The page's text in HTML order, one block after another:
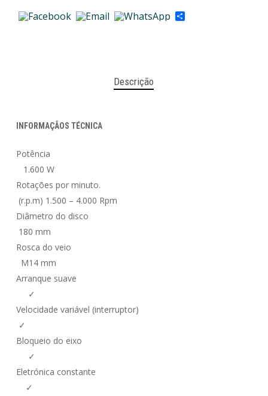
Share
Descrição
INFORMAÇÃOS TÉCNICA
Potência
1.600 W
Rotações por minuto.
(r.p.m) 1.500 – 4.000 Rpm
Diâmetro do disco
180 mm
Rosca do veio
M14 mm
Arranque suave
✓
Velocidade variável (interruptor)
✓
Bloqueio do eixo
✓
Eletrónica constante
✓